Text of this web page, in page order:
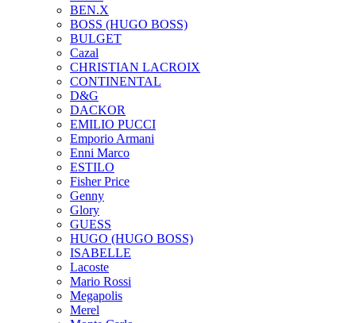
BEN.X
BOSS (HUGO BOSS)
BULGET
Cazal
CHRISTIAN LACROIX
CONTINENTAL
D&G
DACKOR
EMILIO PUCCI
Emporio Armani
Enni Marco
ESTILO
Fisher Price
Genny
Glory
GUESS
HUGO (HUGO BOSS)
ISABELLE
Lacoste
Mario Rossi
Megapolis
Merel